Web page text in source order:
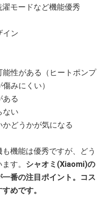
モードなど機能優秀
イン
性がある（ヒートポンプ
みにくい）
ある
ない
どうかが気になる
機能は優秀ですが、どう
す。 シャオミ(Xiaomi)の
番の注目ポイント。コス
めです。